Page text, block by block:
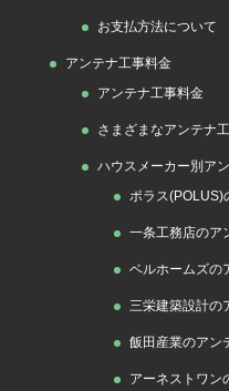
お支払方法について
アンテナ工事料金
アンテナ工事料金
さまざまなアンテナ
ハウスメーカー別ア
ポラス(POLUS)
一条工務店のア
ベルホームズの
三栄建築設計の
飯田産業のアン
アーネストワン